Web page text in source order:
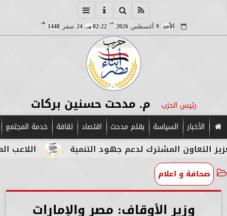
الأحد 9 أغسطس2026
مـ
02:22 مـ 24 صفر1448
هـ
رئيس الحزب م. مدحت حسنين بركات
الأخبار السياسة بقلم مدحت اقتصاد ثقافة خدمة المجتمع
اللاعب المصري المشترك لدعم جهود التنمية
صحافة و اعلام
وزير الأوقاف: مصر والإمارات